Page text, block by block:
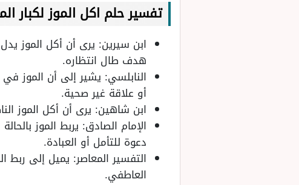
تفسير حلم اكل الموزلكبار
ابن سيرين: يرى أن أكل الموز
هدف طال انتظاره.
النابلسي: يشير إلى أن الموز
أو علاقة غير صحية.
ابن شاهين: يرى أن أكل الموز
الإمام الصادق: يربط الموز
دعوة للتأمل أو العبادة.
التفسير المعاصر: يميل إلى ربط
العاطفي.